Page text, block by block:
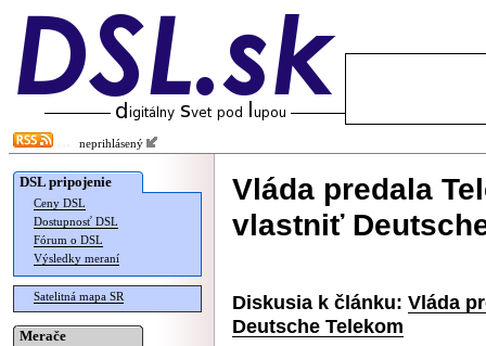
neprihlásený
DSL pripojenie
Ceny DSL
Dostupnosť DSL
Fórum o DSL
Výsledky meraní
Satelitná mapa SR
Merače
Vláda predala
vlastniť
Diskusia k článku: Vláda
Deutsche Telekom